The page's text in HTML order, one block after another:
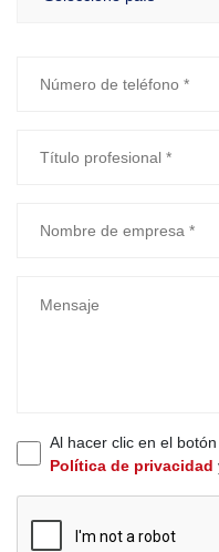
Al hacer clic en el
Política de privacidad
ENVIAR